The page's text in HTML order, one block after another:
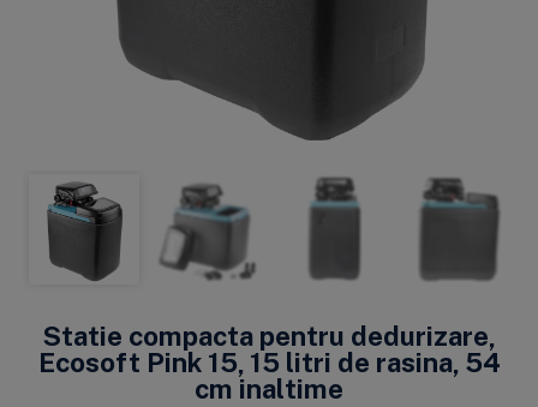
Statie compacta pentru dedurizare,
Ecosoft Pink 15, 15 litri de rasina, 54
cm inaltime